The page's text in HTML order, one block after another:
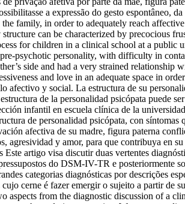
a expressão do gesto espontâneo,
family, in order to adequately reach
can be characterized by precocious
for children in a clinical school at a
psychotic personality, with difficulty in
side and had a very strained
and love in an adequate space in
afectivo y social. La estructura de su
de la personalidad psicópata puede
infantil en escuela clínica de la
de personalidad psicópata, con
afectiva de su madre, figura paterna
agresividad y amor, para que contribuya en
Este artigo visa discutir duas vertentes
do DSM-IV-TR e posteriormente
categorias diagnósticas por descrições
cerne é fazer emergir o sujeito a partir de
aspects from the diagnostic discussion of a